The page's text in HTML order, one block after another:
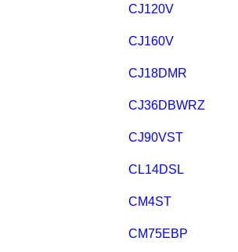
CJ120V
CJ160V
CJ18DMR
CJ36DBWRZ
CJ90VST
CL14DSL
CM4ST
CM75EBP